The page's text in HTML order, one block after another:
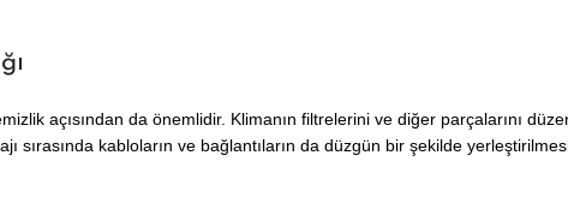
açısından da önemlidir. Klimanın filtrelerini ve diğer parçalarını
sırasında kabloların ve bağlantıların da düzgün bir şekilde